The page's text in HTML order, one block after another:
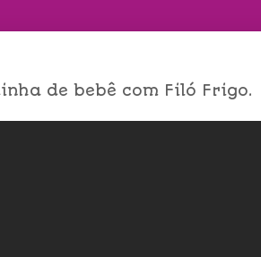
de bebê com Filó Frigo.